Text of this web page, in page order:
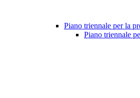
Piano triennale per la
Piano triennale